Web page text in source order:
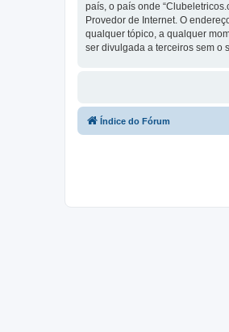
país, o país onde
Provedor de Internet. O
qualquer tópico, a qualquer
ser divulgada a terceiros sem o
Índice do Fórum